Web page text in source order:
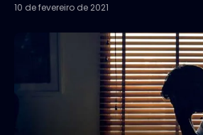
10 de fevereiro de 2021